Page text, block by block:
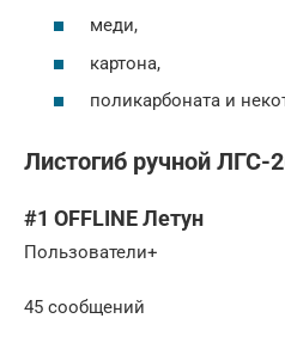
меди,
картона,
поликарбоната и
Листогиб ручной ЛГС-
#1 OFFLINE Летун
Пользователи+
45 сообщений